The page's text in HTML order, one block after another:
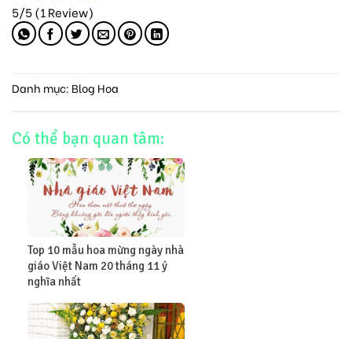
5/5(1 Review)
Danh mục: Blog Hoa
Có thể bạn quan tâm:
Top 10 mẫu hoa mừng ngày nhà
giáo Việt Nam 20 tháng 11 ý
nghĩa nhất